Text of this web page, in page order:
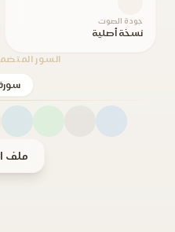
جودة الصوت
نسخة أصلية
السور
ملف